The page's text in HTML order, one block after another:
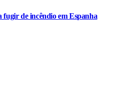
fugir de incêndio em Espanha